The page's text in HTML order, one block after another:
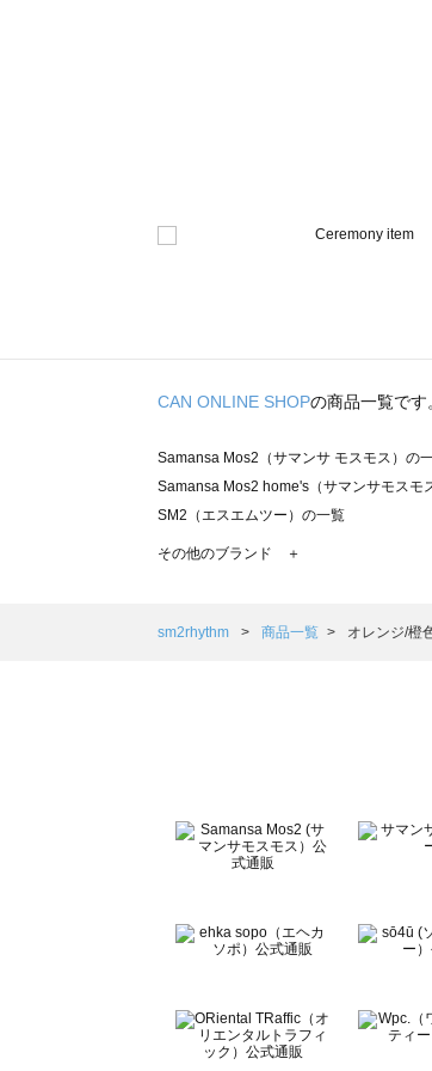
CAN ONLINE SHOPの商品一覧です
Samansa Mos2（サマンサ モスモス）の
Samansa Mos2 home's（サマンサモスモ
SM2（エスエムツー）の一覧
TSUHARU by Samansa Mos2（ツハルバ
Samansa Mos2 Lagom（サマンサモスモ
BETTY'S BLUE（べティーズブルー）の一
Wpc.（ワールドパーティー）の一覧
その他のブランド ＋
sm2rhythm 商品一覧 オレンジ/橙